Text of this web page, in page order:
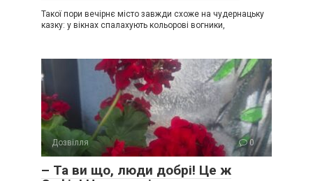
Такої пори вечірнє місто завжди схоже на чудернацьку
казку: у вікнах спалахують кольорові вогники,
Дозвілля 0
– Та ви що, люди добрі! Це ж